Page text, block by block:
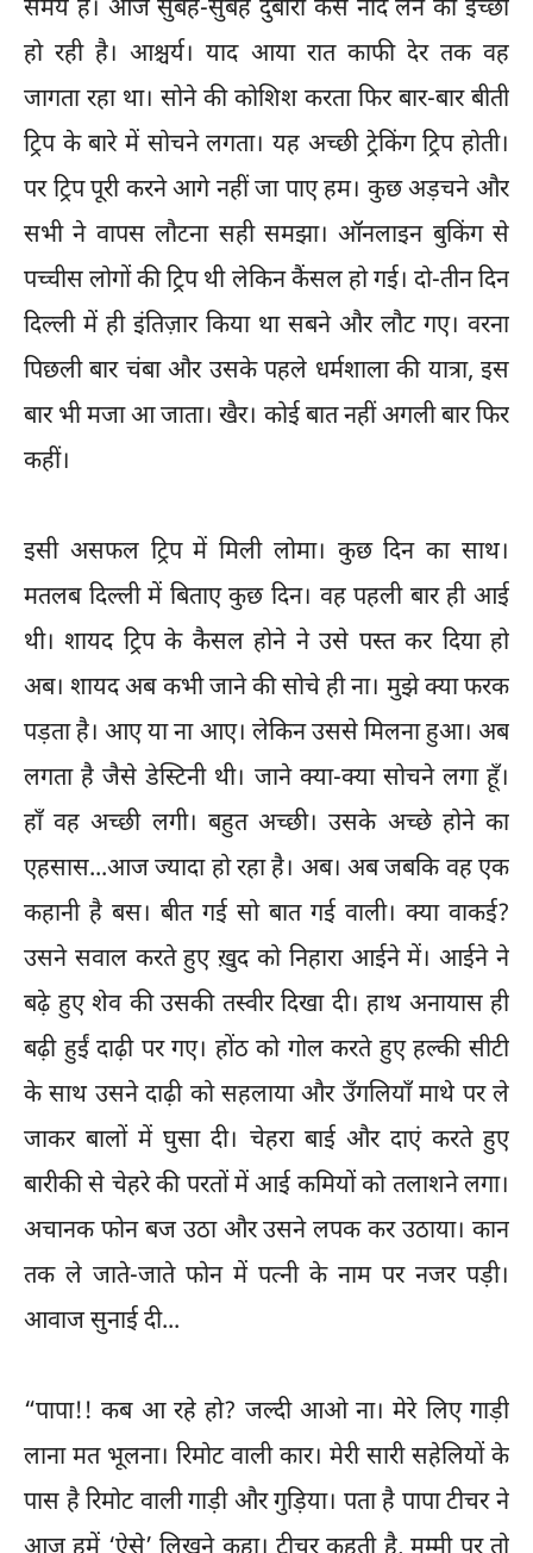
समय है। आज सुबह-सुबह दुबारा कैसे नींद लेने की इच्छा
हो रही है। आश्चर्य। याद आया रात काफी देर तक वह
जागता रहा था। सोने की कोशिश करता फिर बार-बार बीती
ट्रिप के बारे में सोचने लगता। यह अच्छी ट्रेकिंग ट्रिप होती।
पर ट्रिप पूरी करने आगे नहीं जा पाए हम। कुछ अड़चने और
सभी ने वापस लौटना सही समझा। ऑनलाइन बुकिंग से
पच्चीस लोगों की ट्रिप थी लेकिन कैंसल हो गई। दो-तीन दिन
दिल्ली में ही इंतिज़ार किया था सबने और लौट गए। वरना
पिछली बार चंबा और उसके पहले धर्मशाला की यात्रा, इस
बार भी मजा आ जाता। खैर। कोई बात नहीं अगली बार फिर
कहीं।
इसी असफल ट्रिप में मिली लोमा। कुछ दिन का साथ।
मतलब दिल्ली में बिताए कुछ दिन। वह पहली बार ही आई
थी। शायद ट्रिप के कैसल होने ने उसे पस्त कर दिया हो
अब। शायद अब कभी जाने की सोचे ही ना। मुझे क्या फरक
पड़ता है। आए या ना आए। लेकिन उससे मिलना हुआ। अब
लगता है जैसे डेस्टिनी थी। जाने क्या-क्या सोचने लगा हूँ।
हाँ वह अच्छी लगी। बहुत अच्छी। उसके अच्छे होने का
एहसास...आज ज्यादा हो रहा है। अब। अब जबकि वह एक
कहानी है बस। बीत गई सो बात गई वाली। क्या वाकई?
उसने सवाल करते हुए ख़ुद को निहारा आईने में। आईने ने
बढ़े हुए शेव की उसकी तस्वीर दिखा दी। हाथ अनायास ही
बढ़ी हुईं दाढ़ी पर गए। होंठ को गोल करते हुए हल्की सीटी
के साथ उसने दाढ़ी को सहलाया और उँगलियाँ माथे पर ले
जाकर बालों में घुसा दी। चेहरा बाई और दाएं करते हुए
बारीकी से चेहरे की परतों में आई कमियों को तलाशने लगा।
अचानक फोन बज उठा और उसने लपक कर उठाया। कान
तक ले जाते-जाते फोन में पत्नी के नाम पर नजर पड़ी।
आवाज सुनाई दी...
“पापा!! कब आ रहे हो? जल्दी आओ ना। मेरे लिए गाड़ी
लाना मत भूलना। रिमोट वाली कार। मेरी सारी सहेलियों के
पास है रिमोट वाली गाड़ी और गुड़िया। पता है पापा टीचर ने